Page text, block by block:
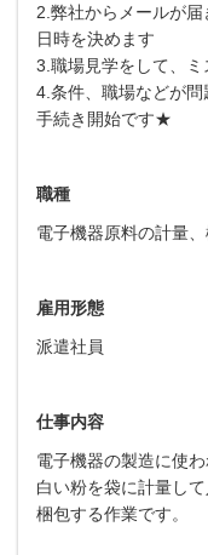
2.弊社からメールが
日時を決めます
3.職場見学をして、ミ
4.条件、職場などが
手続き開始です★
職種
電子機器原料の計量
雇用形態
派遣社員
仕事内容
電子機器の製造に使
白い粉を袋に計量し
梱包する作業です。